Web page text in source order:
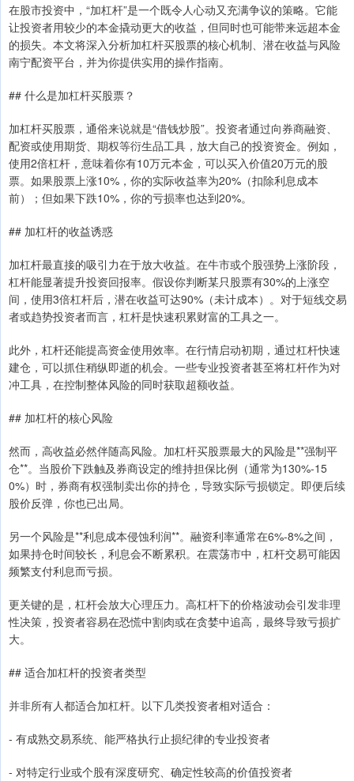
在股市投资中，“加杠杆”是一个既令人心动又充满争议的策略。它能
让投资者用较少的本金撬动更大的收益，但同时也可能带来远超本金
的损失。本文将深入分析加杠杆买股票的核心机制、潜在收益与风险
南宁配资平台，并为你提供实用的操作指南。
## 什么是加杠杆买股票？
加杠杆买股票，通俗来说就是“借钱炒股”。投资者通过向券商融资、
配资或使用期货、期权等衍生品工具，放大自己的投资资金。例如，
使用2倍杠杆，意味着你有10万元本金，可以买入价值20万元的股
票。如果股票上涨10%，你的实际收益率为20%（扣除利息成本
前）；但如果下跌10%，你的亏损率也达到20%。
## 加杠杆的收益诱惑
加杠杆最直接的吸引力在于放大收益。在牛市或个股强势上涨阶段，
杠杆能显著提升投资回报率。假设你判断某只股票有30%的上涨空
间，使用3倍杠杆后，潜在收益可达90%（未计成本）。对于短线交易
者或趋势投资者而言，杠杆是快速积累财富的工具之一。
此外，杠杆还能提高资金使用效率。在行情启动初期，通过杠杆快速
建仓，可以抓住稍纵即逝的机会。一些专业投资者甚至将杠杆作为对
冲工具，在控制整体风险的同时获取超额收益。
## 加杠杆的核心风险
然而，高收益必然伴随高风险。加杠杆买股票最大的风险是**强制平
仓**。当股价下跌触及券商设定的维持担保比例（通常为130%-15
0%）时，券商有权强制卖出你的持仓，导致实际亏损锁定。即便后续
股价反弹，你也已出局。
另一个风险是**利息成本侵蚀利润**。融资利率通常在6%-8%之间，
如果持仓时间较长，利息会不断累积。在震荡市中，杠杆交易可能因
频繁支付利息而亏损。
更关键的是，杠杆会放大心理压力。高杠杆下的价格波动会引发非理
性决策，投资者容易在恐慌中割肉或在贪婪中追高，最终导致亏损扩
大。
## 适合加杠杆的投资者类型
并非所有人都适合加杠杆。以下几类投资者相对适合：
- 有成熟交易系统、能严格执行止损纪律的专业投资者
- 对特定行业或个股有深度研究、确定性较高的价值投资者